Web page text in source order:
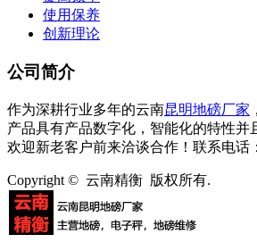
使用保养
创新理论
公司简介
作为深耕行业多年的云南昆明地磅厂家
产品具有产品数字化，智能化的特性并
欢迎新老客户前来洽谈合作！联系电话
Copyright © 云南精衡 版权所有.